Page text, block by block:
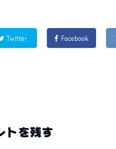
Twitter Facebook
トを残す